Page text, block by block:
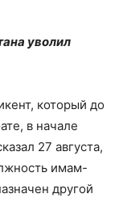
уволил
который до
в начале
27 августа,
имам-
другой